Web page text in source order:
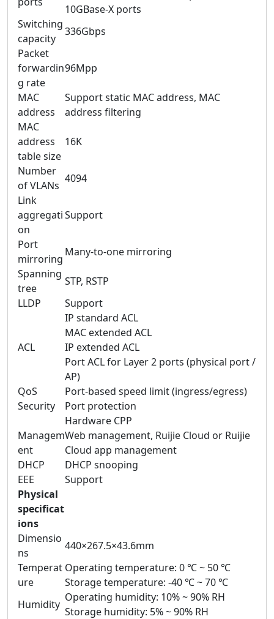
10GBase-X ports
Switching
capacity
336Gbps
Packet
forwardin
g rate
96Mpp
MAC
address
Support static MAC address, MAC
address filtering
MAC
address
table size
16K
Number
of VLANs
4094
Link
aggregati
on
Support
Port
mirroring
Many-to-one mirroring
Spanning
tree
STP, RSTP
LLDP
Support
ACL
IP standard ACL
MAC extended ACL
IP extended ACL
Port ACL for Layer 2 ports (physical port /
AP)
QoS
Port-based speed limit (ingress/egress)
Security
Port protection
Hardware CPP
Managem
ent
Web management, Ruijie Cloud or Ruijie
Cloud app management
DHCP
DHCP snooping
EEE
Support
Physical
specificat
ions
Dimensio
ns
440×267.5×43.6mm
Temperat
ure
Operating temperature: 0 ℃ ~ 50 ℃
Storage temperature: -40 ℃ ~ 70 ℃
Humidity
Operating humidity: 10% ~ 90% RH
Storage humidity: 5% ~ 90% RH